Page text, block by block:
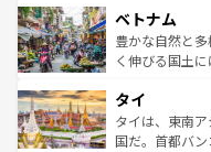
参照してほしい。
容にもいいと評
が
照してほしい。
き、地方に足を
できる。そし
まで、さまざ
リティに包まれ
覧を参照してほ
ベトナム
豊かな自然と
く伸びる国土
急速な発展と共
ーチミン市の
醸し出してい
タイ
タイは、東南
国だ。首都バ